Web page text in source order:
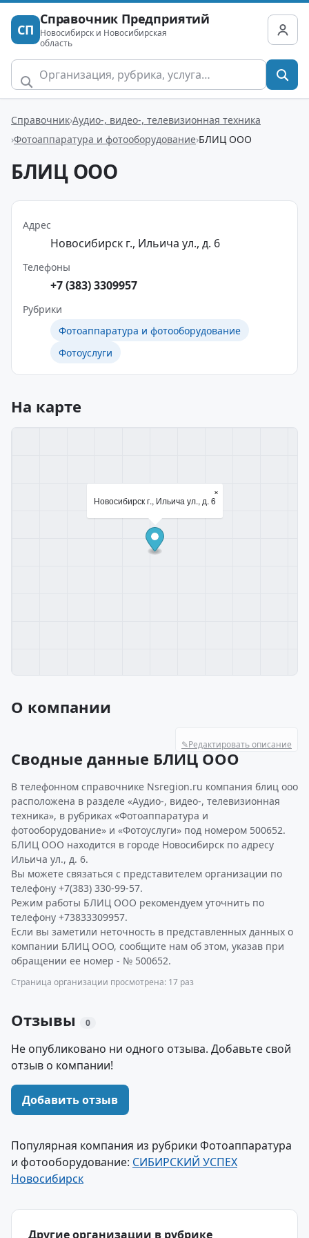
СП
Справочник Предприятий
Новосибирск и Новосибирская
область
Справочник Аудио-, видео-, телевизионная техника
Фотоаппаратура и фотооборудование БЛИЦ ООО
БЛИЦ ООО
Адрес
Новосибирск г., Ильича ул., д. 6
Телефоны
+7 (383) 3309957
Рубрики
Фотоаппаратура и фотооборудование
Фотоуслуги
На карте
Новосибирск г., Ильича ул., д. 6
×
О компании
✎Редактировать описание
Сводные данные БЛИЦ ООО
В телефонном справочнике Nsregion.ru компания блиц ооо
расположена в разделе «Аудио-, видео-, телевизионная
техника», в рубриках «Фотоаппаратура и
фотооборудование» и «Фотоуслуги» под номером 500652.
БЛИЦ ООО находится в городе Новосибирск по адресу
Ильича ул., д. 6.
Вы можете связаться с представителем организации по
телефону +7(383) 330-99-57.
Режим работы БЛИЦ ООО рекомендуем уточнить по
телефону +73833309957.
Если вы заметили неточность в представленных данных о
компании БЛИЦ ООО, сообщите нам об этом, указав при
обращении ее номер - № 500652.
Страница организации просмотрена: 17 раз
Отзывы 0
Не опубликовано ни одного отзыва. Добавьте свой
отзыв о компании!
Добавить отзыв
Популярная компания из рубрики Фотоаппаратура
и фотооборудование: СИБИРСКИЙ УСПЕХ
Новосибирск
Другие организации в рубрике